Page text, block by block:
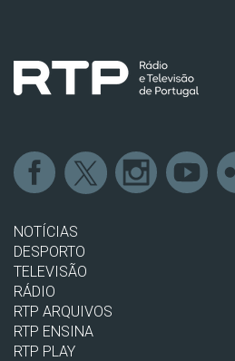
NOTÍCIAS
DESPORTO
TELEVISÃO
RÁDIO
RTP ARQUIVOS
RTP ENSINA
RTP PLAY